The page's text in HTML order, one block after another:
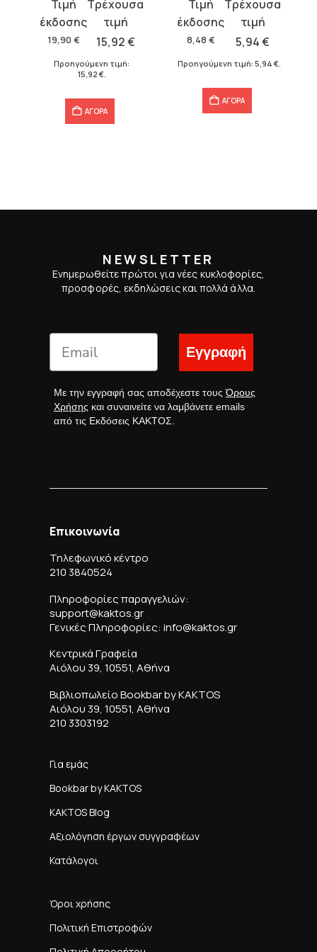
19,90 €
Original
price
was:
19,90 €.
15,92€
τρέχουσα
τιμή
είναι:
15,92 €.
Προηγούμενη τιμή:
15,92 €.
ΑΓΟΡΑ
8,48 €
Original
price
was:
8,48 €.
5,94€
τρέχουσα
τιμή
είναι:
Προηγούμενη τιμή: 5,94 €.
ΑΓΟΡΑ
NEWSLETTER
Ενημερωθείτε πρώτοι για νέες κυκλοφορίες,
προσφορές, εκδηλώσεις και πολλά άλλα.
Εγγραφή
Με την εγγραφή σας αποδέχεστε τουςΌρους
Χρήσης και συναινείτε να λαμβάνετε emails
από τις Εκδόσεις ΚΑΚΤΟΣ.
Επικοινωνία
Τηλεφωνικό κέντρο
210 3840524
Πληροφορίες παραγγελιών:
support@kaktos.gr
Γενικές Πληροφορίες: info@kaktos.gr
Κεντρικά Γραφεία
Αιόλου 39, 10551, Αθήνα
Βιβλιοπωλείο Bookbar by KAKTOS
Αιόλου 39, 10551, Αθήνα
210 3303192
Για εμάς
Bookbar by KAKTOS
KAKTOS Blog
Αξιολόγηση έργων συγγραφέων
Κατάλογοι
Όροι χρήσης
Πολιτική Επιστροφών